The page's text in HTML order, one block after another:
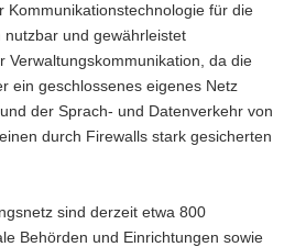
Kommunikationstechnologie für die
und gewährleistet
Verwaltungskommunikation, da die
ein geschlossenes eigenes Netz
der Sprach- und Datenverkehr von
durch Firewalls stark gesicherten
sind derzeit etwa 800
Behörden und Einrichtungen sowie